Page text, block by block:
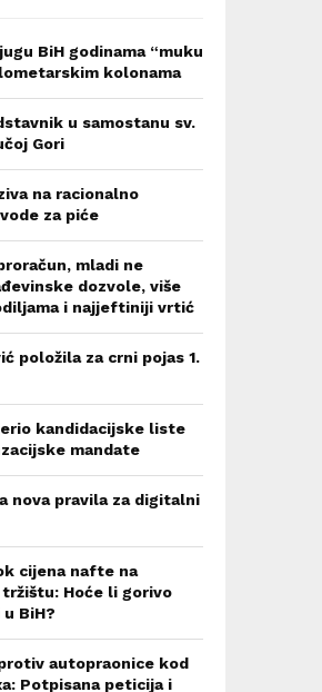
BiH godinama “muku
kolonama
u samostanu sv.
Gori
na racionalno
za piće
mladi ne
dozvole, više
i najjeftiniji vrtić
položila za crni pojas 1.
kandidacijske liste
mandate
nova pravila za digitalni
cijena nafte na
Hoće li gorivo
BiH?
autopraonice kod
Potpisana peticija i